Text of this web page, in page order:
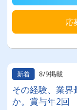
応
新着 8/9掲載
その経験、業
か。賞与年2回